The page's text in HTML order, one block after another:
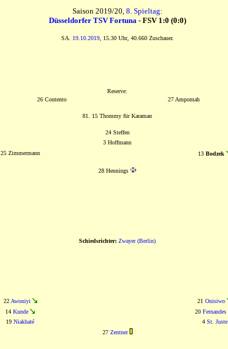
Saison 2019/20, 8. Spieltag:
Düsseldorfer TSV Fortuna- FSV 1:0 (0:0)
SA. 19.10.2019, 15.30 Uhr, 40.660 Zuschauer.
Reserve:
26 Contento 27 Ampomah
81. 15 Thommy für Karaman
24 Steffen
3 Hoffmann
25 Zimmermann 13 Bodzek
28 Hennings
Schiedsrichter: Zwayer (Berlin)
22 Awoniyi 21 Onisiwo
14 Kunde 20 Fernandes
19 Niakhaté 4 St. Juste
27 Zentner